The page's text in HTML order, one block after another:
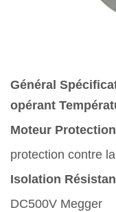
Général
opérant
Moteur
protection contre
Isolation
DC500V Megger